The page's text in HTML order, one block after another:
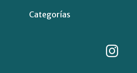
Categorías